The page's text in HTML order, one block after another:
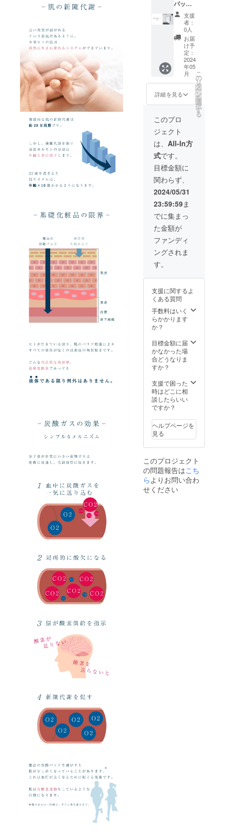
パック
10枚 通
常販売
価格：
33,000
円/10枚
(3,300
円/1枚)
支援
者：
0人
お届
け予
定：
2024
年05
月
詳細を見る
こ
の
リ
タ
ー
ン
を
選
択
す
る
このプロ
ジェクト
は、 All-In方
式です。
目標金額に
関わらず、
2024/05/31
23:59:59ま
でに集まっ
た金額が
ファンディ
ングされま
す。
支援に関するよ
くある質問
手数料はいく
らかかります
か？
目標金額に届
かなかった場
合どうなりま
すか？
支援で困った
時はどこに相
談したらいい
ですか？
ヘルプページを
見る
このプロジェクト
の問題報告はこち
らよりお問い合わ
せください